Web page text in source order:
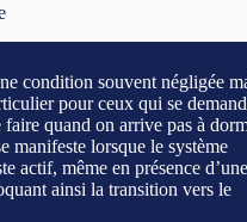
condition souvent négligée
pour ceux qui se
faire quand on arrive pas à
manifeste lorsque le système
actif, même en présence d’une
ainsi la transition vers le